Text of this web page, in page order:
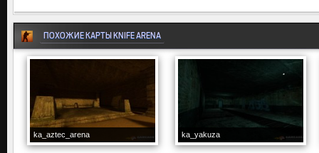
ПОХОЖИЕ КАРТЫ KNIFE ARENA
ka_aztec_arena ka_yakuza